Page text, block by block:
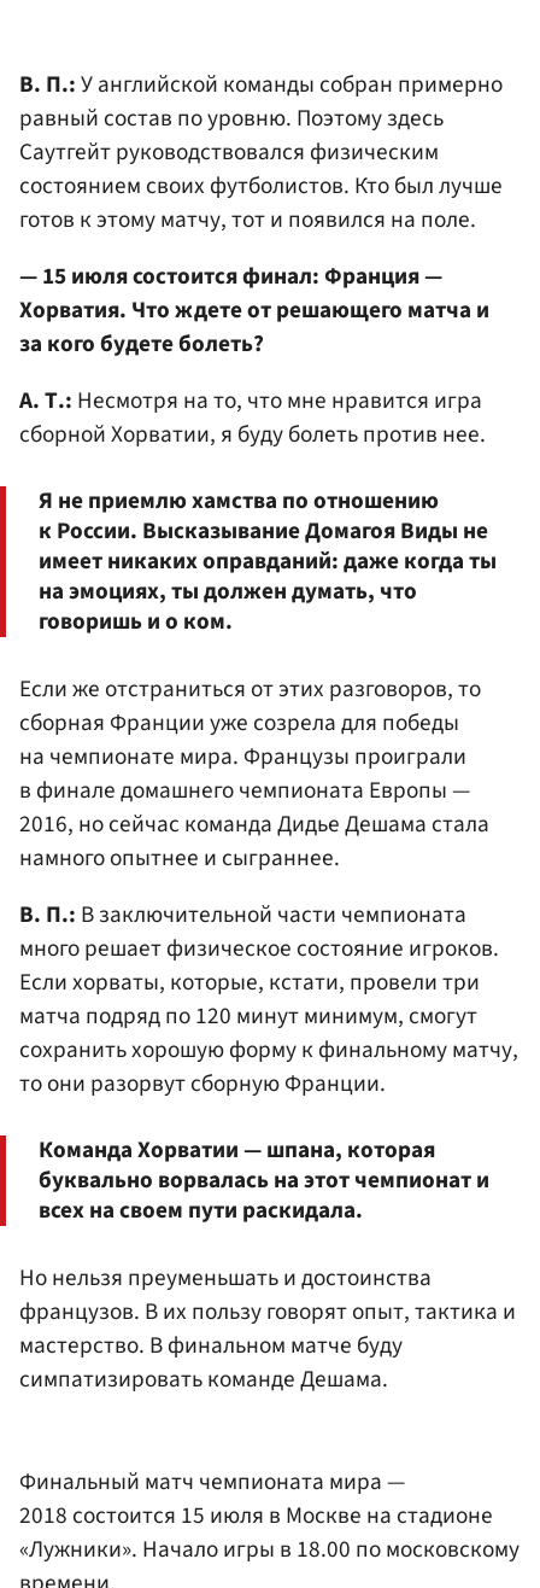
В. П.:У английской команды собран примерно
равный состав по уровню. Поэтому здесь
Саутгейт руководствовался физическим
состоянием своих футболистов. Кто был лучше
готов к этому матчу, тот и появился на поле.
— 15 июля состоится финал: Франция —
Хорватия. Что ждете от решающего матча и
за кого будете болеть?
А. Т.: Несмотря на то, что мне нравится игра
сборной Хорватии, я буду болеть против нее.
Я не приемлю хамства по отношению
к России. Высказывание Домагоя Виды не
имеет никаких оправданий: даже когда ты
на эмоциях, ты должен думать, что
говоришь и о ком.
Если же отстраниться от этих разговоров, то
сборная Франции уже созрела для победы
на чемпионате мира. Французы проиграли
в финале домашнего чемпионата Европы —
2016, но сейчас команда Дидье Дешама стала
намного опытнее и сыграннее.
В. П.: В заключительной части чемпионата
много решает физическое состояние игроков.
Если хорваты, которые, кстати, провели три
матча подряд по 120 минут минимум, смогут
сохранить хорошую форму к финальному матчу,
то они разорвут сборную Франции.
Команда Хорватии — шпана, которая
буквально ворвалась на этот чемпионат и
всех на своем пути раскидала.
Но нельзя преуменьшать и достоинства
французов. В их пользу говорят опыт, тактика и
мастерство. В финальном матче буду
симпатизировать команде Дешама.
Финальный матч чемпионата мира —
2018 состоится 15 июля в Москве на стадионе
«Лужники». Начало игры в 18.00 по московскому